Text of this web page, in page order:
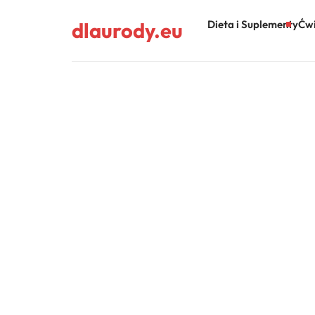
dlaurody.eu Dieta i Suplementy